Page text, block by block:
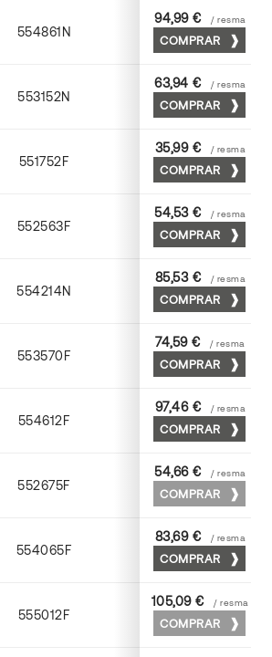
554861N 63 x 88
94,99 € / resma
COMPRAR
553152N 52 x 70
63,94 € / resma
COMPRAR
551752F 52 x 70
35,99 € / resma
COMPRAR
552563F 63 x 88
54,53 € / resma
COMPRAR
554214N 72 x 102
85,53 € / resma
COMPRAR
553570F 70 x 100
74,59 € / resma
COMPRAR
554612F 72 x 102
97,46 € / resma
COMPRAR
552675F 75 x 53
54,66 € / resma
COMPRAR
554065F 65 x 90
83,69 € / resma
COMPRAR
555012F 72 x 102
105,09 € / resma
COMPRAR